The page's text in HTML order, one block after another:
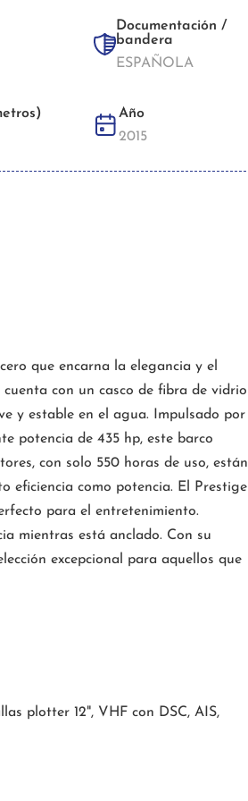
Documentación /
bandera
ESPAÑOLA
Año
2015
que encarna la elegancia y el
con un casco de fibra de vidrio
y estable en el agua. Impulsado por
potencia de 435 hp, este barco
con solo 550 horas de uso, están
eficiencia como potencia. El Prestige
para el entretenimiento.
mientras está anclado. Con su
excepcional para aquellos que
plotter 12", VHF con DSC, AIS,